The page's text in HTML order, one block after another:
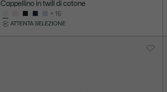
Cappellino in twill di cotone
+ 16
ATTENTA SELEZIONE